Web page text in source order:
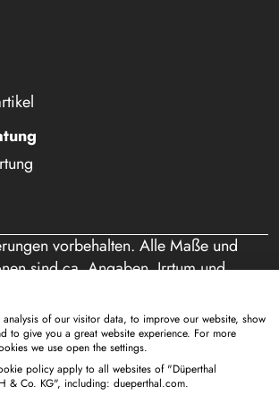
vorbehalten. Alle Maße und
sind ca. Angaben. Irrtum und
Unser Angebot richtet sich
Gewerbetreibende im Sinne des § 14
an Privatpersonen findet nicht statt.
dieser Website und eine etwaige
Sie, dass Sie als Unternehmer
of our visitor data, to improve our website, show
to give you a great website experience. For more
we use open the settings.
policy apply to all websites of "Düperthal
& Co. KG", including: dueperthal.com.